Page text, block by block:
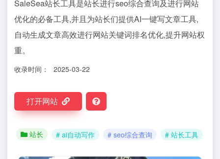
SaleSea站长工具是站长进行seo综合查询及进行网站
优化的必备工具,并且为站长们提供AI一键写文章工具,
自动生成文章高效进行网站关键词排名优化,提升网站权
重。
收录时间： 2025-03-22
打开网站
站长 # ai自动写作 # seo综合查询 # 站长工具